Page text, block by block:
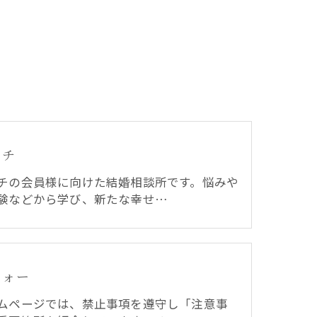
の会員様に向けた結婚相談所です。悩みや
などから学び、新たな幸せ…
ー
ページでは、禁止事項を遵守し「注意事